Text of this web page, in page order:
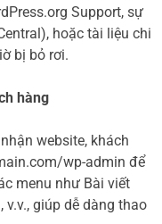
Support, sự
hoặc tài liệu chi
bị bỏ rơi.
hàng
website, khách
wp-admin để
menu như Bài viết
v.v., giúp dễ dàng thao